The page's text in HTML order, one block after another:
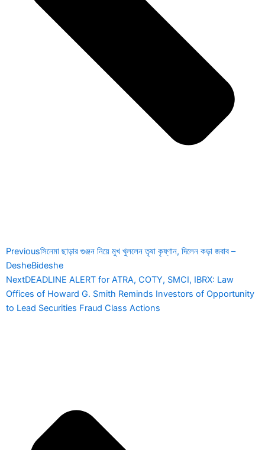
Previousসিনেমা ছাড়ার গুঞ্জন নিয়ে মুখ খুললেন তৃষা কৃষ্ণান, দিলেন কড়া জবাব –
DesheBideshe
NextDEADLINE ALERT for ATRA, COTY, SMCI, IBRX: Law
Offices of Howard G. Smith Reminds Investors of Opportunity
to Lead Securities Fraud Class Actions